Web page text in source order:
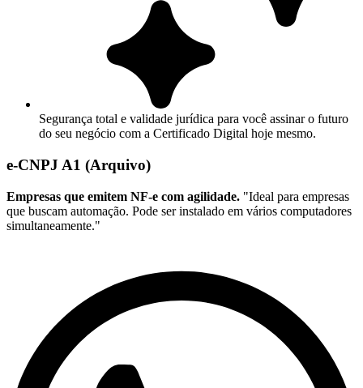
Segurança total e validade jurídica para você assinar o futuro
do seu negócio com a Certificado Digital hoje mesmo.
e-CNPJ A1 (Arquivo)
Empresas que emitem NF-e com agilidade. "Ideal para empresas
que buscam automação. Pode ser instalado em vários computadores
simultaneamente."